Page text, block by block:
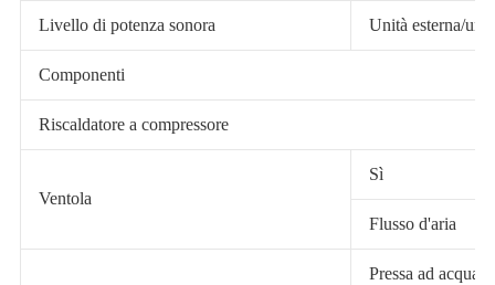
Livello di potenza sonora Unità esterna/
Componenti
Riscaldatore a compressore
Ventola
Sì
Flusso d'aria
Pressa ad acqua.